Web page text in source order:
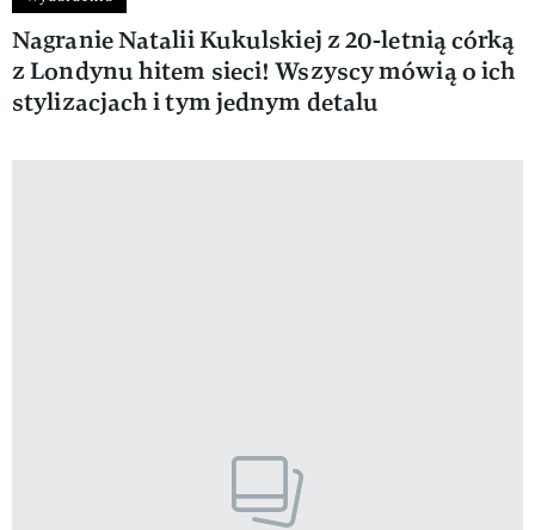
Nagranie Natalii Kukulskiej z 20-letnią córką
z Londynu hitem sieci! Wszyscy mówią o ich
stylizacjach i tym jednym detalu